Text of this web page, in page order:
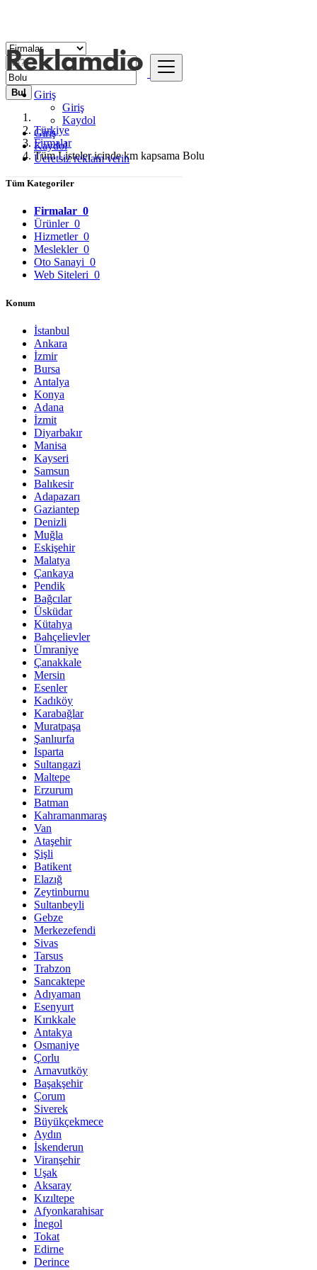
Giriş
Giriş
Kaydol
Giriş
Kaydol
Ücretsiz reklam verin
Bul
Türkiye
Firmalar
Tüm Listeler içinde km kapsama Bolu
Tüm Kategoriler
Firmalar 0
Ürünler 0
Hizmetler 0
Meslekler 0
Oto Sanayi 0
Web Siteleri 0
Konum
İstanbul
Ankara
İzmir
Bursa
Antalya
Konya
Adana
İzmit
Diyarbakır
Manisa
Kayseri
Samsun
Balıkesir
Adapazarı
Gaziantep
Denizli
Muğla
Eskişehir
Malatya
Çankaya
Pendik
Bağcılar
Üsküdar
Kütahya
Bahçelievler
Ümraniye
Çanakkale
Mersin
Esenler
Kadıköy
Karabağlar
Muratpaşa
Şanlıurfa
Isparta
Sultangazi
Maltepe
Erzurum
Batman
Kahramanmaraş
Van
Ataşehir
Şişli
Batikent
Elazığ
Zeytinburnu
Sultanbeyli
Gebze
Merkezefendi
Sivas
Tarsus
Trabzon
Sancaktepe
Adıyaman
Esenyurt
Kırıkkale
Antakya
Osmaniye
Çorlu
Arnavutköy
Başakşehir
Çorum
Siverek
Büyükçekmece
Aydın
İskenderun
Viranşehir
Uşak
Aksaray
Kızıltepe
Afyonkarahisar
İnegol
Tokat
Edirne
Derince